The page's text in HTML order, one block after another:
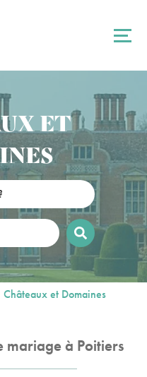
ET
Châteaux et Domaines
mariage à Poitiers